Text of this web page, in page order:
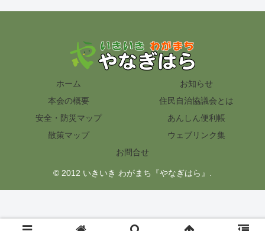
ホーム
お知らせ
本会の概要
住民自治協議会とは
安全・防災マップ
あんしん便利帳
散策マップ
ウェブリンク集
お問合せ
© 2012 いきいき わがまち『やなぎはら』.